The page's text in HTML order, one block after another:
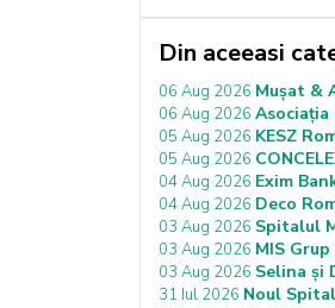
Din aceeasi
06 Aug 2026 Mușat &
06 Aug 2026
05 Aug 2026 KESZ
05 Aug 2026
04 Aug 2026 Exim
04 Aug 2026 Deco
03 Aug 2026 Spitalul
03 Aug 2026 MIS
03 Aug 2026 Selina și
31 Iul 2026 Noul